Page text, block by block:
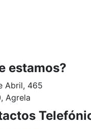
estamos?
Abril, 465
Agrela